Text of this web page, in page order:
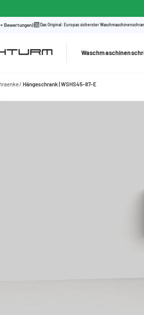
Bewertungen) Das Original: Europas sicherster
Hängeschrank | WSHS45-87-E